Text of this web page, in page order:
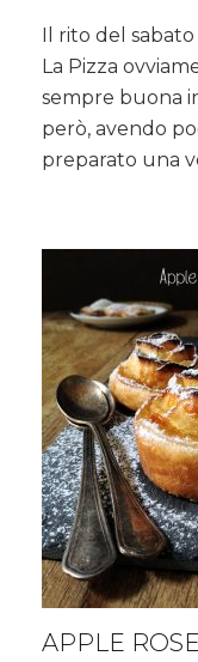
Il rito del
La Pizza
sempre buona
però, avendo
preparato una
APPLE